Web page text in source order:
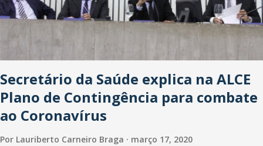
Secretário da Saúde explica na ALCE
Plano de Contingência para combate
ao Coronavírus
Por Lauriberto Carneiro Braga março 17, 2020